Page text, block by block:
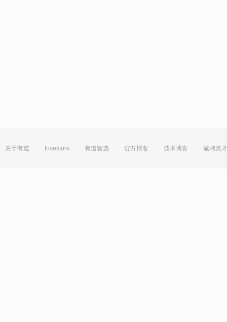
关于有道 Investors 有道智选 官方博客 技术博客 诚聘英才